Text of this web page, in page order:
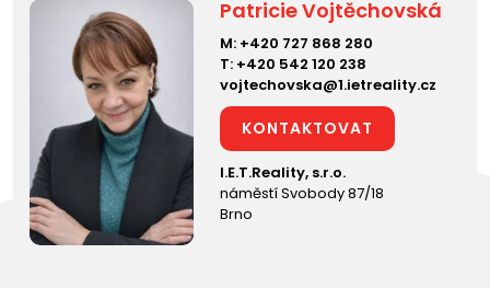
Patricie Vojtěchovská
M: +420 727 868 280
T: +420 542 120 238
vojtechovska@1.ietreality.cz
KONTAKTOVAT
I.E.T.Reality, s.r.o.
náměstí Svobody 87/18
Brno